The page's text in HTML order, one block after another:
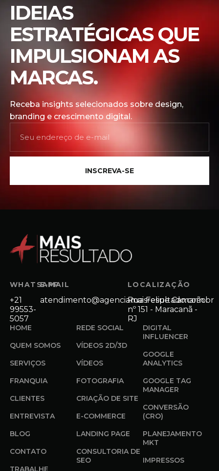
IDEIAS
ESTRATÉGICAS QUE
IMPULSIONAM AS
MARCAS.
Receba insights selecionados sobre design,
branding e crescimento digital.
INSCREVA-SE
WHATSAPP
+21
99553-
5057
E-MAIL
atendimento@agenciamaisresultado.com.br
LOCALIZAÇÃO
Rua Felipe Camarão
nº 151 - Maracanã -
RJ
HOME
QUEM SOMOS
SERVIÇOS
FRANQUIA
CLIENTES
ENTREVISTA
BLOG
CONTATO
TRABALHE
REDE SOCIAL
VÍDEOS 2D/3D
VÍDEOS
FOTOGRAFIA
CRIAÇÃO DE SITE
E-COMMERCE
LANDING PAGE
CONSULTORIA DE
SEO
DIGITAL
INFLUENCER
GOOGLE
ANALYTICS
GOOGLE TAG
MANAGER
CONVERSÃO
(CRO)
PLANEJAMENTO
MKT
IMPRESSOS